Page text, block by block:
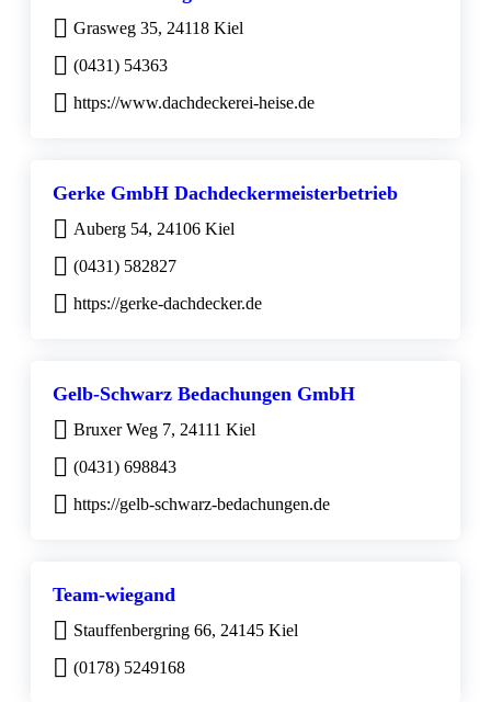
Grasweg 35, 24118 Kiel
(0431) 54363
https://www.dachdeckerei-heise.de
Gerke GmbH Dachdeckermeisterbetrieb
Auberg 54, 24106 Kiel
(0431) 582827
https://gerke-dachdecker.de
Gelb-Schwarz Bedachungen GmbH
Bruxer Weg 7, 24111 Kiel
(0431) 698843
https://gelb-schwarz-bedachungen.de
Team-wiegand
Stauffenbergring 66, 24145 Kiel
(0178) 5249168